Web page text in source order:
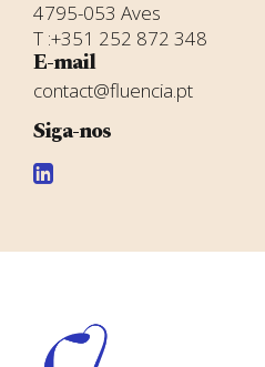
4795-053 Aves
T :+351 252 872 348
E-mail
contact@fluencia.pt
Siga-nos